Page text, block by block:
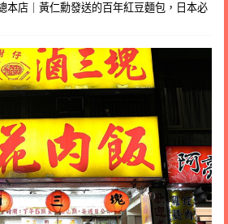
本店｜黃仁勳發送的百年紅豆麵包，日本必